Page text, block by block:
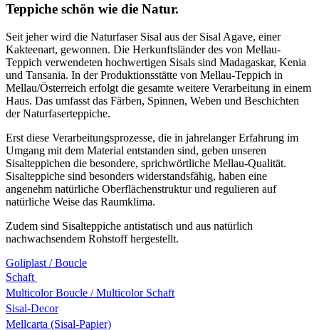
Teppiche schön wie die Natur.
Seit jeher wird die Naturfaser Sisal aus der Sisal Agave, einer
Kakteenart, gewonnen. Die Herkunftsländer des von Mellau-
Teppich verwendeten hochwertigen Sisals sind Madagaskar, Kenia
und Tansania. In der Produktionsstätte von Mellau-Teppich in
Mellau/Österreich erfolgt die gesamte weitere Verarbeitung in einem
Haus. Das umfasst das Färben, Spinnen, Weben und Beschichten
der Naturfaserteppiche.
Erst diese Verarbeitungsprozesse, die in jahrelanger Erfahrung im
Umgang mit dem Material entstanden sind, geben unseren
Sisalteppichen die besondere, sprichwörtliche Mellau-Qualität.
Sisalteppiche sind besonders widerstandsfähig, haben eine
angenehm natürliche Oberflächenstruktur und regulieren auf
natürliche Weise das Raumklima.
Zudem sind Sisalteppiche antistatisch und aus natürlich
nachwachsendem Rohstoff hergestellt.
Goliplast / Boucle
Schaft
Multicolor Boucle / Multicolor Schaft
Sisal-Decor
Mellcarta (Sisal-Papier)